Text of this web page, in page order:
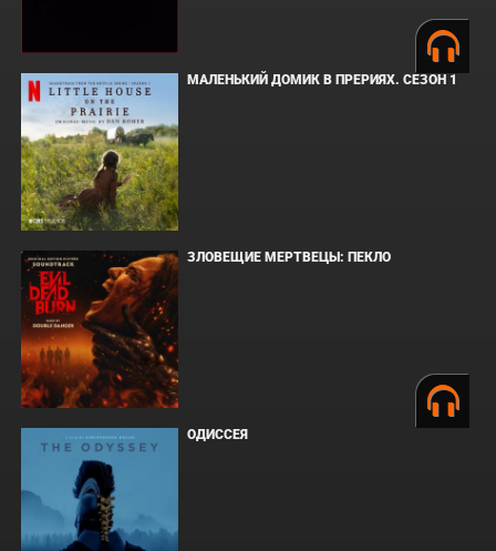
МАЛЕНЬКИЙ ДОМИК В ПРЕРИЯХ. СЕЗОН 1
ЗЛОВЕЩИЕ МЕРТВЕЦЫ: ПЕКЛО
ОДИССЕЯ